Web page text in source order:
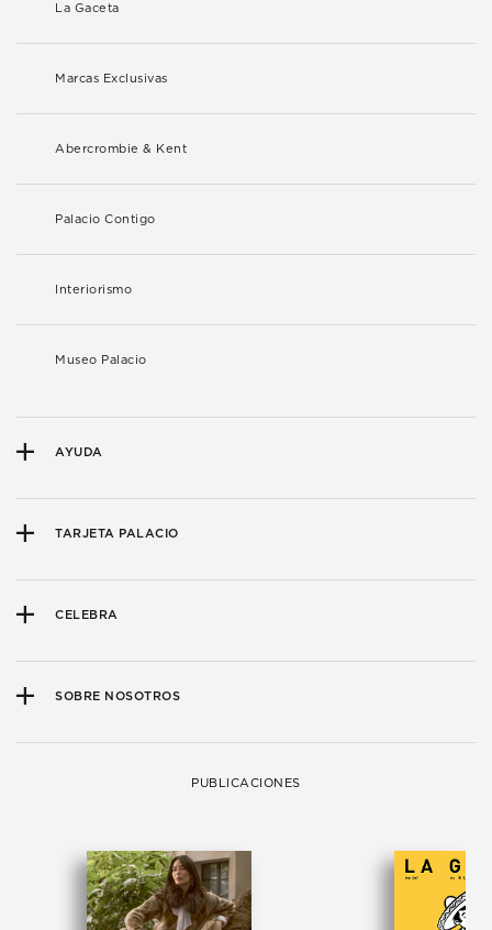
La Gaceta
Marcas Exclusivas
Abercrombie & Kent
Palacio Contigo
Interiorismo
Museo Palacio
AYUDA
TARJETA PALACIO
CELEBRA
SOBRE NOSOTROS
PUBLICACIONES